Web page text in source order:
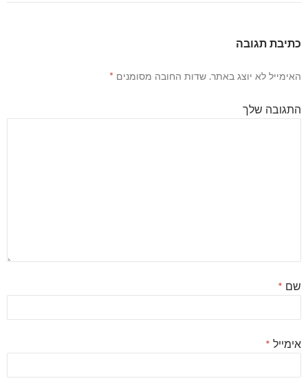
כתיבת תגובה
האימייל לא יוצג באתר. שדות החובה מסומנים *
התגובה שלך
שם *
אימייל *